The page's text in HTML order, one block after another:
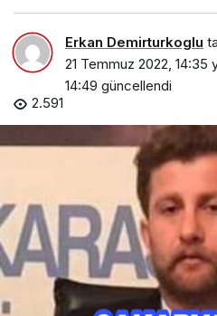
Erkan Demirturkoglu
21 Temmuz 2022, 14:35
14:49 güncellendi
2.591